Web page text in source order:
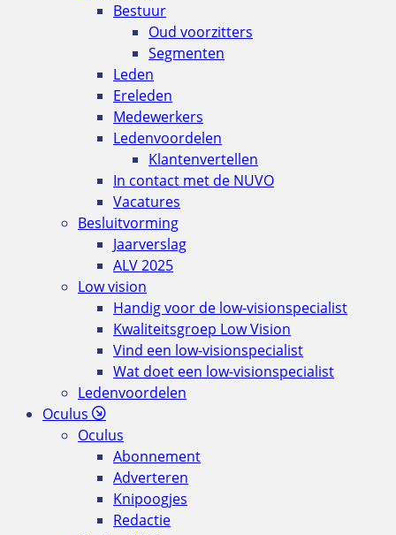
Bestuur
Oud voorzitters
Segmenten
Leden
Ereleden
Medewerkers
Ledenvoordelen
Klantenvertellen
In contact met de NUVO
Vacatures
Besluitvorming
Jaarverslag
ALV 2025
Low vision
Handig voor de low-visionspecialist
Kwaliteitsgroep Low Vision
Vind een low-visionspecialist
Wat doet een low-visionspecialist
Ledenvoordelen
Oculus
Oculus
Abonnement
Adverteren
Knipoogjes
Redactie